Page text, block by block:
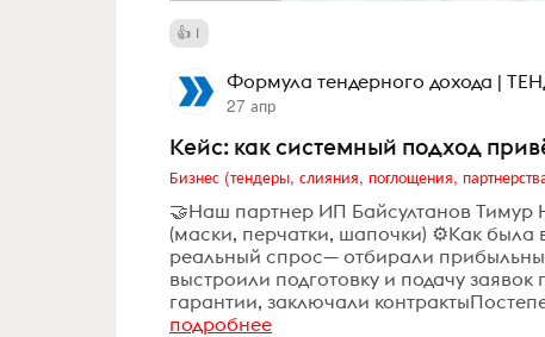
1
Формула тендерного дохода |
27 апр
Кейс: как системный подход
Бизнес (тендеры, слияния, поглощения,
🤝Наш партнер ИП Байсултанов Тимур
(маски, перчатки, шапочки) ⚙️Как
реальный спрос— отбирали
выстроили подготовку и подачу
гарантии, заключали
подробнее